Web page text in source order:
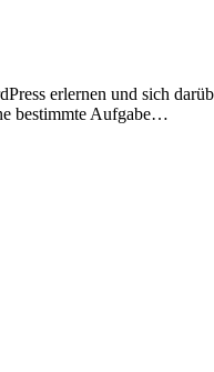
erlernen und sich
bestimmte Aufgabe…